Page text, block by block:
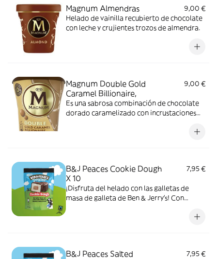
Magnum Almendras
9,00 €
Helado de vainilla recubierto de chocolate
con leche y crujientes trozos de almendra.
Magnum Double Gold
Caramel Billionaire,
9,00 €
Es una sabrosa combinación de chocolate
dorado caramelizado con incrustaciones
B&J Peaces Cookie Dough
X 10
7,95 €
¡Disfruta del helado con las galletas de
masa de galleta de Ben & Jerry's! Con
chocolate y un centro de masa de galleta
B&J Peaces Salted
7,95 €